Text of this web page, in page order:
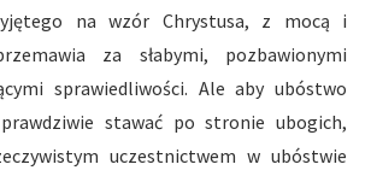
na wzór Chrystusa, z mocą i
za słabymi, pozbawionymi
sprawiedliwości. Ale aby ubóstwo
stawać po stronie ubogich,
uczestnictwem w ubóstwie